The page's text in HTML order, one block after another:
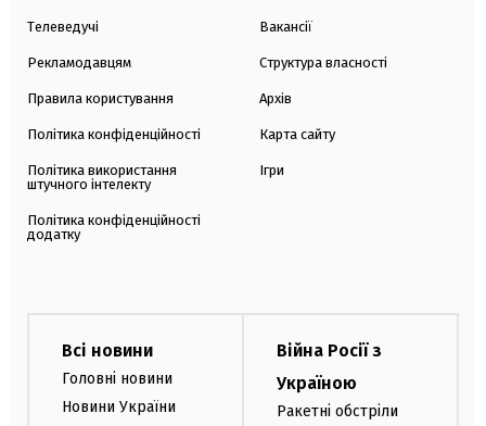
Телеведучі
Рекламодавцям
Правила користування
Політика конфіденційності
Політика використання
штучного інтелекту
Політика конфіденційності
додатку
Вакансії
Структура власності
Архів
Карта сайту
Ігри
Всі новини
Головні новини
Новини України
Війна Росії з
Україною
Ракетні обстріли